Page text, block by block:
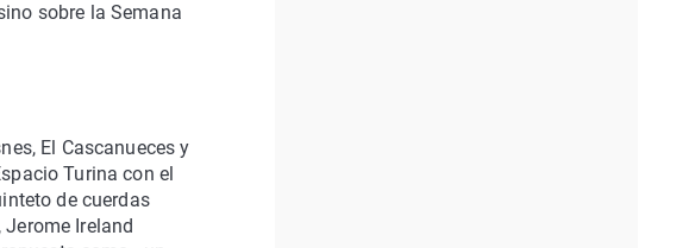
sobre la Semana
El Cascanueces y
Turina con el
de cuerdas
Ireland